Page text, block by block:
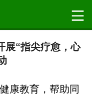
展“指尖疗愈，心
康教育， 帮助同